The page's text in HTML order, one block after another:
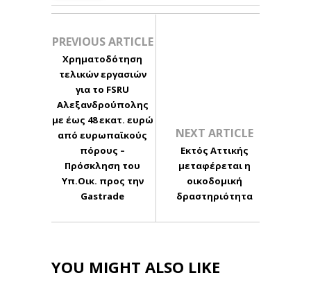
PREVIOUS ARTICLE
Χρηματοδότηση
τελικών εργασιών
για το FSRU
Αλεξανδρούπολης
με έως 48 εκατ. ευρώ
από ευρωπαϊκούς
πόρους –
Πρόσκληση του
Υπ.Οικ. προς την
Gastrade
NEXT ARTICLE
Εκτός Αττικής
μεταφέρεται η
οικοδομική
δραστηριότητα
YOU MIGHT ALSO LIKE